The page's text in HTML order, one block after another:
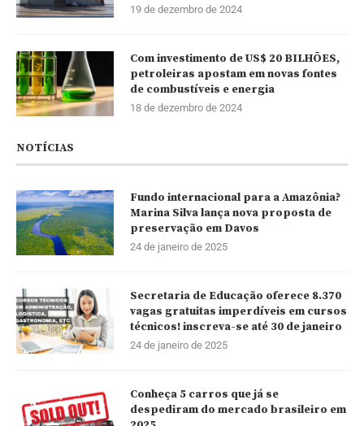
19 de dezembro de 2024
Com investimento de US$ 20 BILHÕES,
petroleiras apostam em novas fontes
de combustíveis e energia
18 de dezembro de 2024
NOTÍCIAS
Fundo internacional para a Amazônia?
Marina Silva lança nova proposta de
preservação em Davos
24 de janeiro de 2025
Secretaria de Educação oferece 8.370
vagas gratuitas imperdíveis em cursos
técnicos! inscreva-se até 30 de janeiro
24 de janeiro de 2025
Conheça 5 carros que já se
despediram do mercado brasileiro em